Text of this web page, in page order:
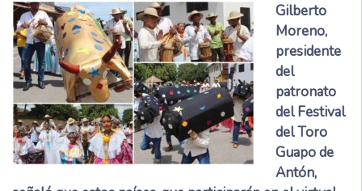
Gilberto
Moreno,
presidente
del
patronato
del Festival
del Toro
Guapo de
Antón,